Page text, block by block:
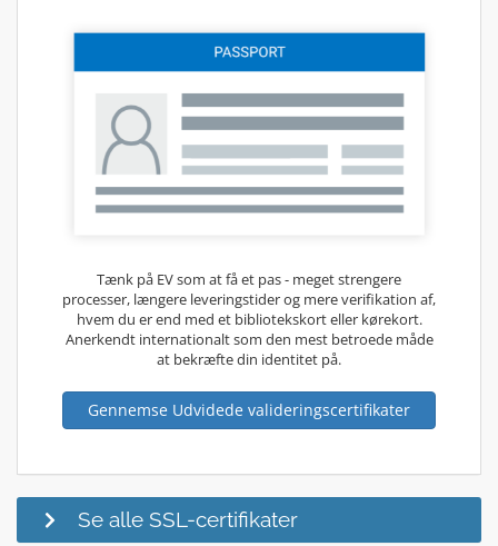
Tænk på EV som at få et pas - meget strengere
processer, længere leveringstider og mere verifikation af,
hvem du er end med et bibliotekskort eller kørekort.
Anerkendt internationalt som den mest betroede måde
at bekræfte din identitet på.
Gennemse Udvidede valideringscertifikater
Se alle SSL-certifikater